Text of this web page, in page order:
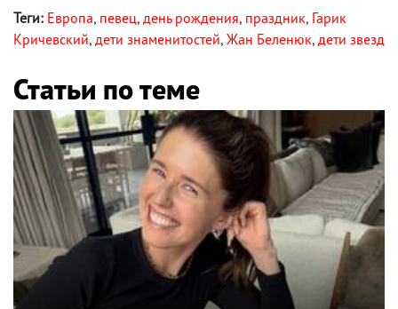
Теги: Европа, певец, день рождения, праздник, Гарик
Кричевский, дети знаменитостей, Жан Беленюк, дети звезд
Статьи по теме